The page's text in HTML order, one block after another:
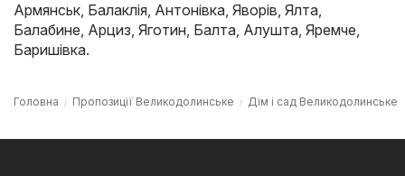
Армянськ, Балаклія, Антонівка, Яворів, Ялта,
Балабине, Арциз, Яготин, Балта, Алушта, Яремче,
Баришівка.
Головна Пропозиції Великодолинське Дім і сад Великодолинське